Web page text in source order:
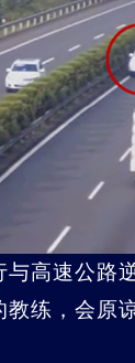
与高速公路
教练，会原